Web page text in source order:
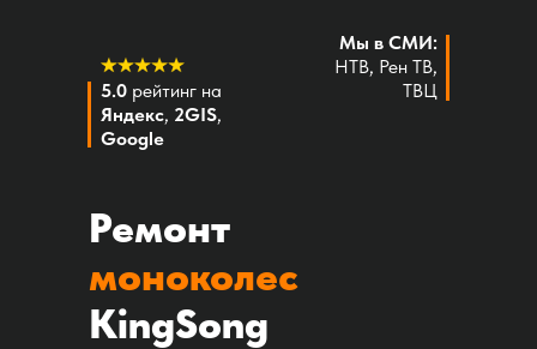
10.00до
Ремонт
моноколес
KingSong
5.0 рейтинг на
Яндекс, 2GIS,
Google
Мы в СМИ:
НТВ, Рен ТВ,
ТВЦ